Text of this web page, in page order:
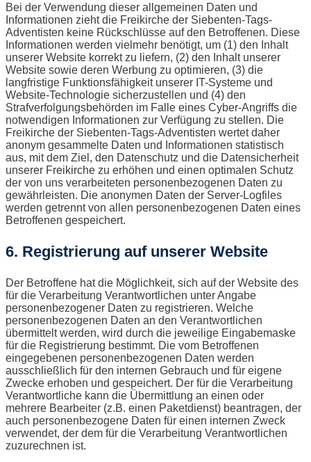
Bei der Verwendung dieser allgemeinen Daten und
Informationen zieht die Freikirche der Siebenten-Tags-
Adventisten keine Rückschlüsse auf den Betroffenen. Diese
Informationen werden vielmehr benötigt, um (1) den Inhalt
unserer Website korrekt zu liefern, (2) den Inhalt unserer
Website sowie deren Werbung zu optimieren, (3) die
langfristige Funktionsfähigkeit unserer IT-Systeme und
Website-Technologie sicherzustellen und (4) den
Strafverfolgungsbehörden im Falle eines Cyber-Angriffs die
notwendigen Informationen zur Verfügung zu stellen. Die
Freikirche der Siebenten-Tags-Adventisten wertet daher
anonym gesammelte Daten und Informationen statistisch
aus, mit dem Ziel, den Datenschutz und die Datensicherheit
unserer Freikirche zu erhöhen und einen optimalen Schutz
der von uns verarbeiteten personenbezogenen Daten zu
gewährleisten. Die anonymen Daten der Server-Logfiles
werden getrennt von allen personenbezogenen Daten eines
Betroffenen gespeichert.
6. Registrierung auf unserer Website
Der Betroffene hat die Möglichkeit, sich auf der Website des
für die Verarbeitung Verantwortlichen unter Angabe
personenbezogener Daten zu registrieren. Welche
personenbezogenen Daten an den Verantwortlichen
übermittelt werden, wird durch die jeweilige Eingabemaske
für die Registrierung bestimmt. Die vom Betroffenen
eingegebenen personenbezogenen Daten werden
ausschließlich für den internen Gebrauch und für eigene
Zwecke erhoben und gespeichert. Der für die Verarbeitung
Verantwortliche kann die Übermittlung an einen oder
mehrere Bearbeiter (z.B. einen Paketdienst) beantragen, der
auch personenbezogene Daten für einen internen Zweck
verwendet, der dem für die Verarbeitung Verantwortlichen
zuzurechnen ist.